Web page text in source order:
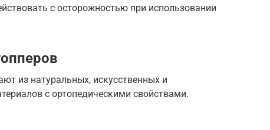
с осторожностью при использовании
из натуральных, искусственных и
с ортопедическими свойствами.